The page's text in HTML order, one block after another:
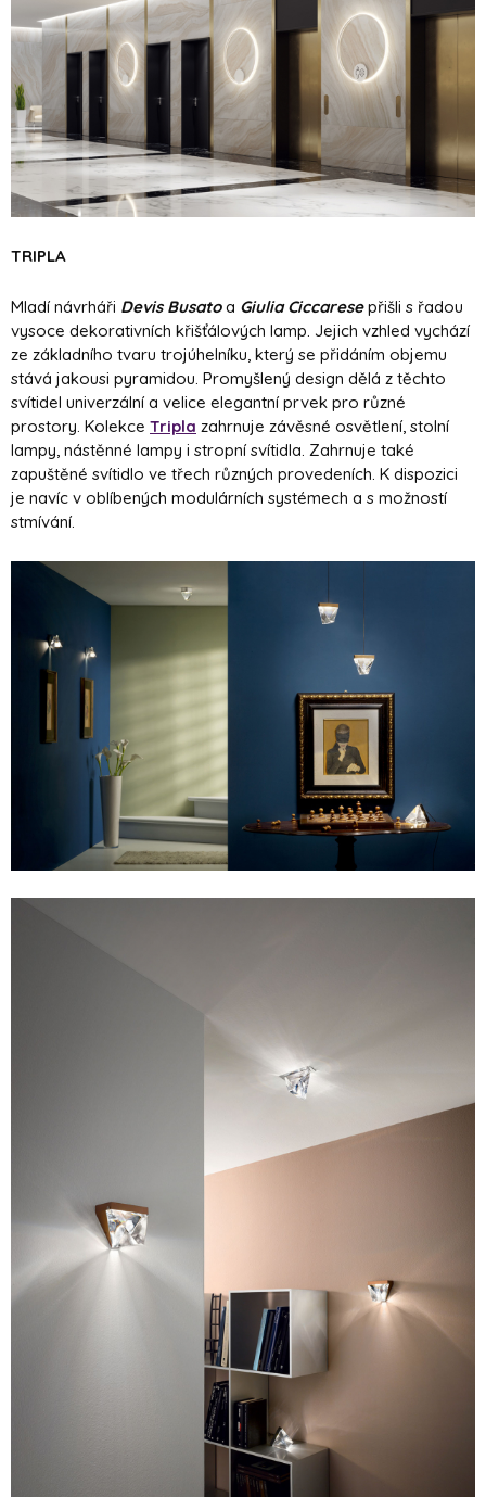
TRIPLA
Mladí návrháři Devis Busatoa Giulia Ciccaresepřišli s řadou
vysoce dekorativních křišťálových lamp. Jejich vzhled vychází
ze základního tvaru trojúhelníku, který se přidáním objemu
stává jakousi pyramidou. Promyšlený design dělá z těchto
svítidel univerzální a velice elegantní prvek pro různé
prostory. Kolekce Tripla zahrnuje závěsné osvětlení, stolní
lampy, nástěnné lampy i stropní svítidla. Zahrnuje také
zapuštěné svítidlo ve třech různých provedeních. K dispozici
je navíc v oblíbených modulárních systémech a s možností
stmívání.